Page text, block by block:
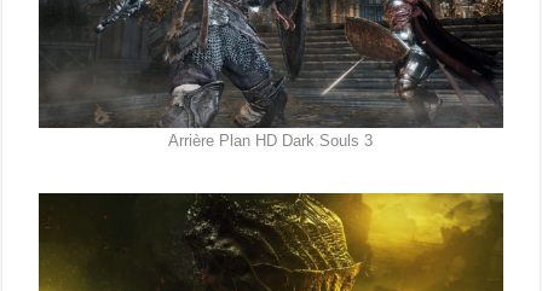
Arrière Plan HD Dark Souls 3